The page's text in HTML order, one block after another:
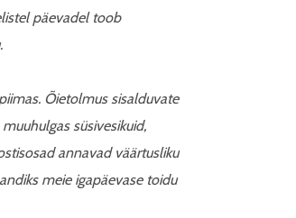
päevadel toob
Õietolmus sisalduvate
süsivesikuid,
annavad väärtusliku
meie igapäevase toidu